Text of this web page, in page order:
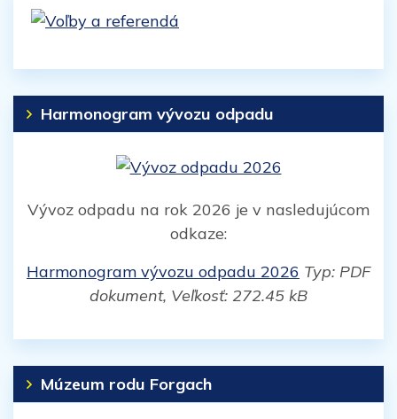
Harmonogram vývozu odpadu
Vývoz odpadu na rok 2026 je v nasledujúcom
odkaze:
Harmonogram vývozu odpadu 2026 Typ: PDF
dokument, Veľkosť: 272.45 kB
Múzeum rodu Forgach